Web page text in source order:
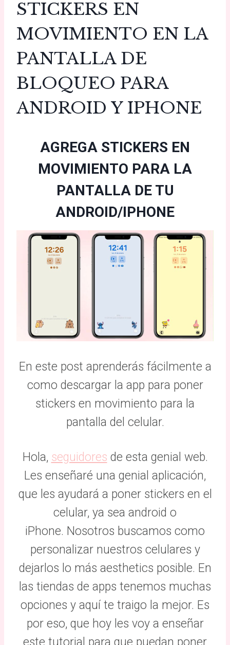
STICKERS EN
MOVIMIENTO EN LA
PANTALLA DE
BLOQUEO PARA
ANDROID Y IPHONE
AGREGA STICKERS EN
MOVIMIENTO PARA LA
PANTALLA DE TU
ANDROID/IPHONE
En este post aprenderás fácilmente a
como descargar la app para poner
stickers en movimiento para la
pantalla del celular.
Hola, seguidores de esta genial web.
Les enseñaré una genial aplicación,
que les ayudará a poner stickers en el
celular, ya sea android o
iPhone. Nosotros buscamos como
personalizar nuestros celulares y
dejarlos lo más aesthetics posible. En
las tiendas de apps tenemos muchas
opciones y aquí te traigo la mejor. Es
por eso, que hoy les voy a enseñar
este tutorial para que puedan poner